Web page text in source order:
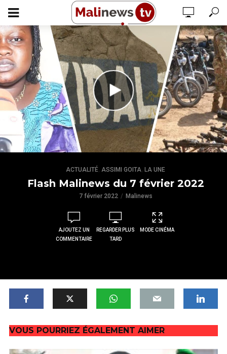
ACTUALITÉ ASSIMI GOITA ,LA UNE
Flash Malinews du 7 février 2022
7 février 2022 Malinews
AJOUTEZ UN
COMMENTAIRE
REGARDER PLUS
TARD
MODE CINÉMA
VOUS POURRIEZ ÉGALEMENT AIMER